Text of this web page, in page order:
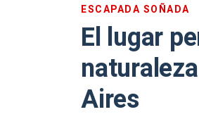
ESCAPADA SOÑADA
El lugar
Aires